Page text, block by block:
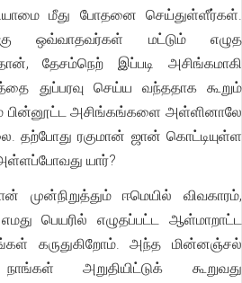
மீது போதனை செய்துள்ளீர்கள்.
ஒவ்வாதவர்கள் மட்டும் எழுத
தேசம்நெற் இப்படி அசிங்கமாகி
துப்பரவு செய்ய வந்ததாக கூறும்
பின்னூட்ட அசிங்கங்களை அள்ளினாலே
தற்போது ரகுமான் ஜான் கொட்டியுள்ள
யார்?
முன்நிறுத்தும் ஈமெயில் விவகாரம்,
பெயரில் எழுதப்பட்ட ஆள்மாறாட்ட
கருதுகிறோம். அந்த மின்னஞ்சல்
நாங்கள் அறுதியிட்டுக் கூறுவது